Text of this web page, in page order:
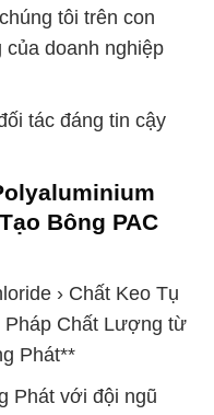
tôi trên con
doanh nghiệp
tác đáng tin cậy
Bông PAC
› Chất Keo Tụ
Pháp Chất Lượng từ
Phát**
Phát với đội ngũ